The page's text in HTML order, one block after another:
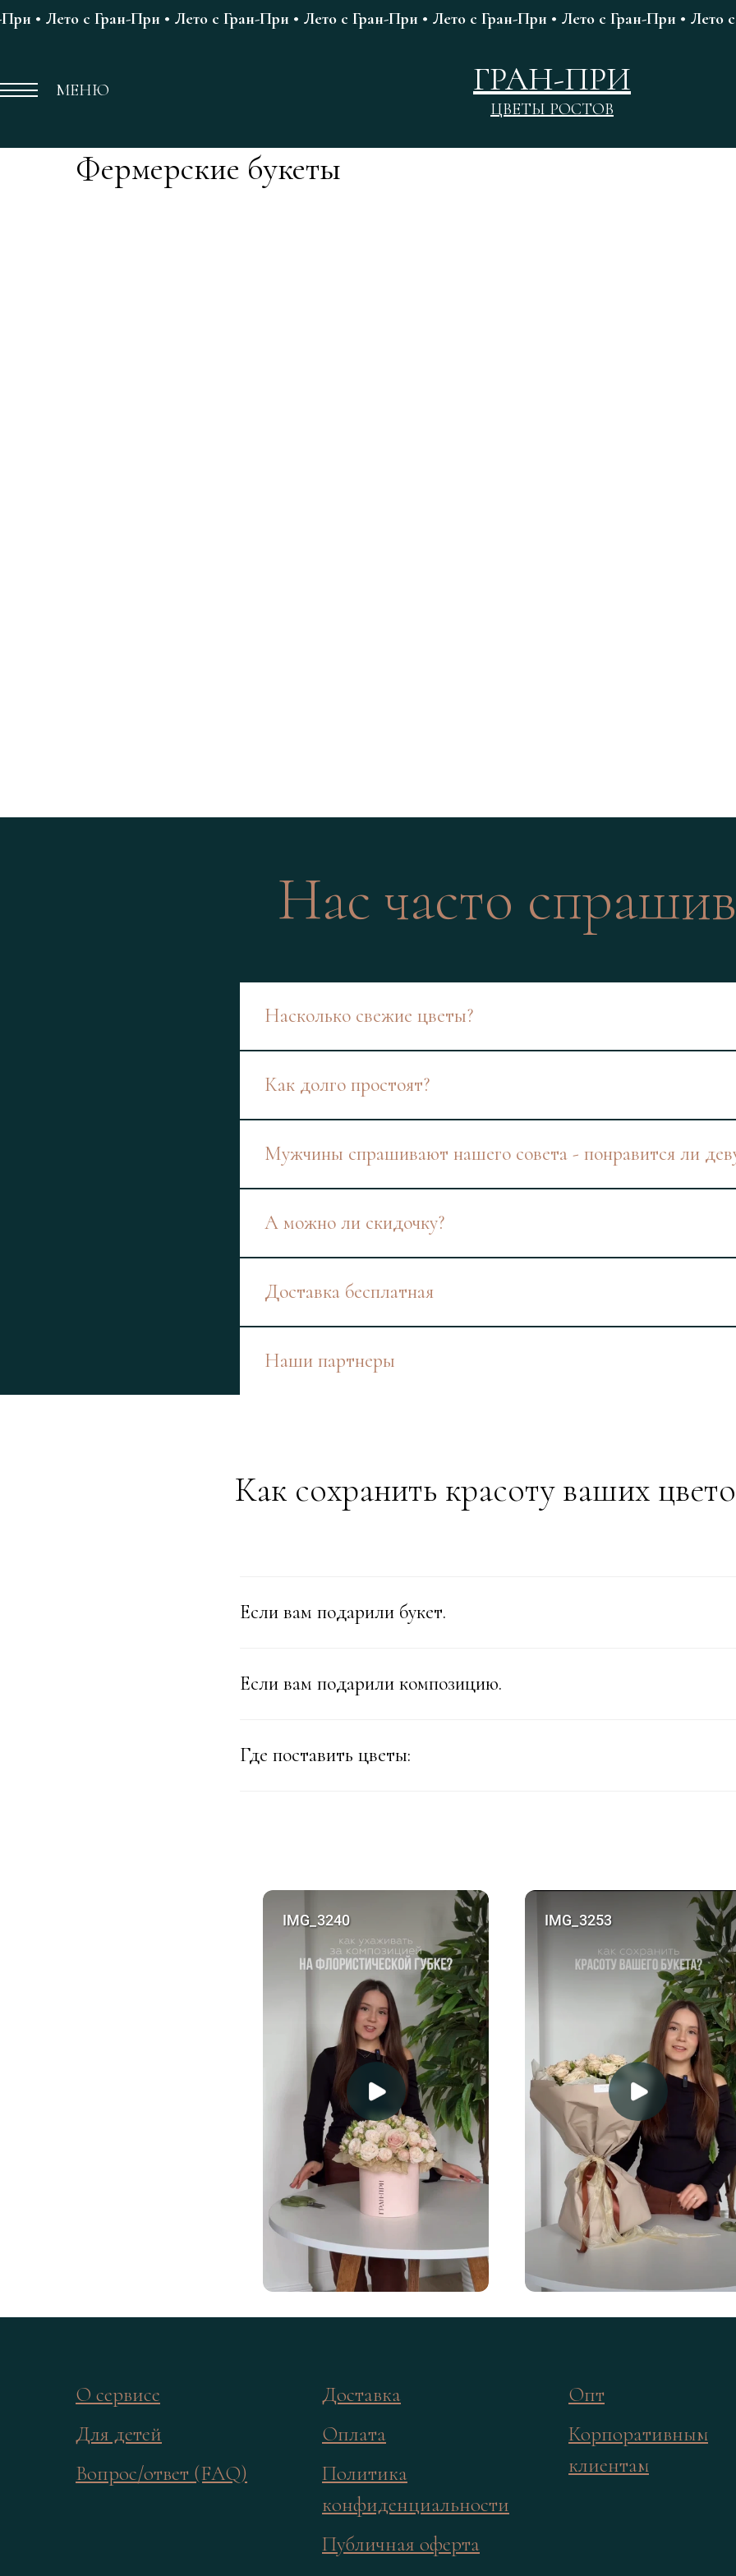
• Лето с Гран-При • Лето с Гран-При • Лето с Гран-При • Лето с Гран-При • Лето с Гран-При •
ГРАН-ПРИ
ЦВЕТЫ РОСТОВ
МЕНЮ
Фермерские букеты
Нас часто
Насколько свежие цветы?
Как долго простоят?
Мужчины спрашивают нашего совета - понравится ли
А можно ли скидочку?
Доставка бесплатная
Наши партнеры
Как сохранить красоту ваших
Если вам подарили букет.
Если вам подарили композицию.
Где поставить цветы:
О сервисе
Для детей
Вопрос/ответ (FAQ)
Доставка
Оплата
Политика
конфиденциальности
Публичная оферта
Опт
Корпоративным
клиентам